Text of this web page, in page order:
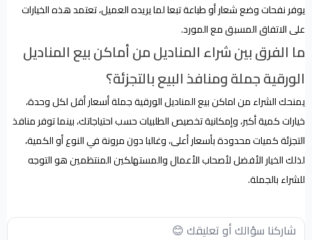
يوفر نفحات وضع شعار أو طباعة تبعا لما يريده العميل، تعتمد هذه الخيارات
على الاتفاق المسبق مع المورد.
ما الفرق بين شراء المناديل من أماكن بيع المناديل
الورقية جملة ومنافذ البيع بالتجزئة؟
يمنحك الشراء من اماكن بيع المناديل الورقية جملة أسعار أقل لكل وحدة،
خيارات كمية أكبر، وإمكانية تخصيص الطلبيات حسب احتياجاتك، بينما توفر منافذ
التجزئة كميات محدودة بأسعار أعلى، وغالبا دون مرونة في النوع أو الكمية،
لذلك الخيار الأفضل لأصحاب الأعمال والمستهلكين المنتظمين هو التوجه
للشراء بالجملة.